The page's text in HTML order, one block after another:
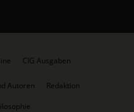
CIG Ausgaben
Autoren
Redaktion